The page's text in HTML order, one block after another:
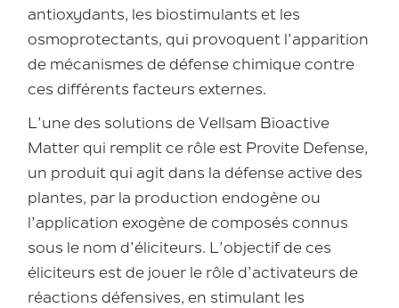
antioxydants, les biostimulants et les
osmoprotectants, qui provoquent l’apparition
de mécanismes de défense chimique contre
ces différents facteurs externes.
L’une des solutions de Vellsam Bioactive
Matter qui remplit ce rôle est Provite Defense,
un produit qui agit dans la défense active des
plantes, par la production endogène ou
l’application exogène de composés connus
sous le nom d’éliciteurs. L’objectif de ces
éliciteurs est de jouer le rôle d’activateurs de
réactions défensives, en stimulant les